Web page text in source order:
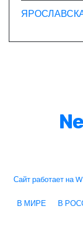
Сайт работает на
В МИРЕ В